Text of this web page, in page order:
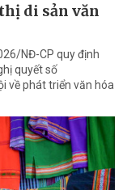
di sản văn
NĐ-CP quy định
quyết số
về phát triển văn hóa